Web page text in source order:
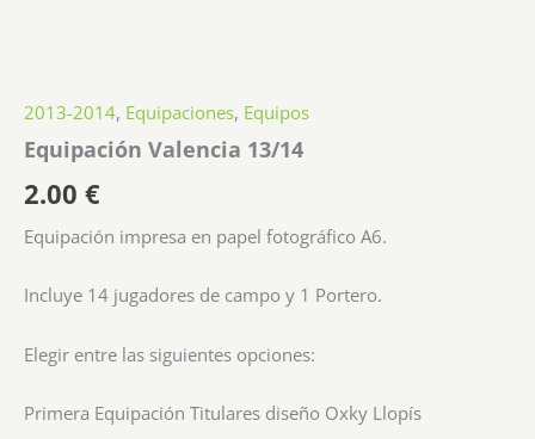
2013-2014, Equipaciones, Equipos
Equipación Valencia 13/14
2.00 €
Equipación impresa en papel fotográfico A6.
Incluye 14 jugadores de campo y 1 Portero.
Elegir entre las siguientes opciones:
Primera Equipación Titulares diseño Oxky Llopís